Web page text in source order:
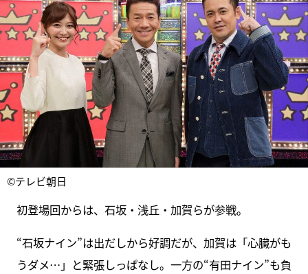
©テレビ朝日
初登場回からは、石坂・浅丘・加賀らが参戦。
“石坂ナイン”は出だしから好調だが、加賀は「心臓がも
うダメ…」と緊張しっぱなし。一方の“有田ナイン”も負